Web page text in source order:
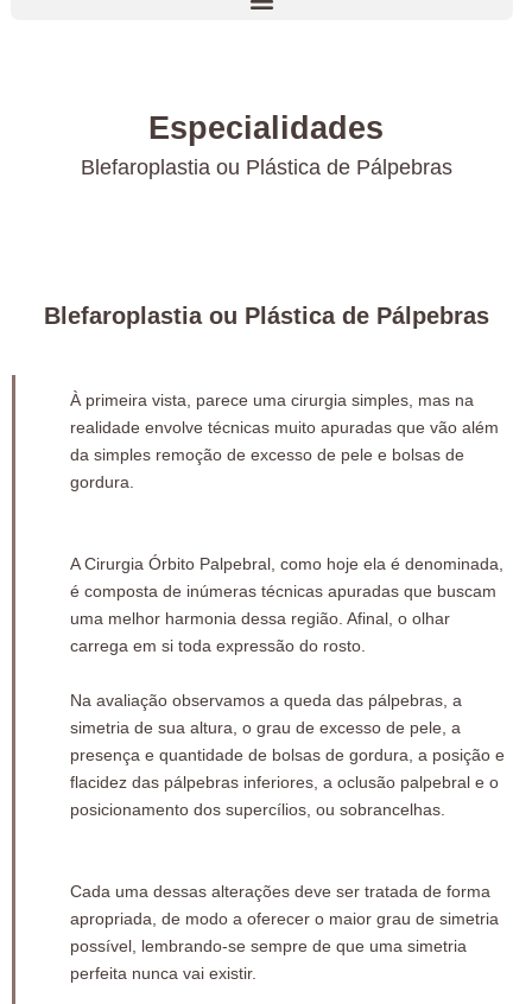
Especialidades
Blefaroplastia ou Plástica de Pálpebras
Blefaroplastia ou Plástica de Pálpebras
À primeira vista, parece uma cirurgia simples, mas na
realidade envolve técnicas muito apuradas que vão além
da simples remoção de excesso de pele e bolsas de
gordura.
A Cirurgia Órbito Palpebral, como hoje ela é denominada,
é composta de inúmeras técnicas apuradas que buscam
uma melhor harmonia dessa região. Afinal, o olhar
carrega em si toda expressão do rosto.
Na avaliação observamos a queda das pálpebras, a
simetria de sua altura, o grau de excesso de pele, a
presença e quantidade de bolsas de gordura, a posição e
flacidez das pálpebras inferiores, a oclusão palpebral e o
posicionamento dos supercílios, ou sobrancelhas.
Cada uma dessas alterações deve ser tratada de forma
apropriada, de modo a oferecer o maior grau de simetria
possível, lembrando-se sempre de que uma simetria
perfeita nunca vai existir.